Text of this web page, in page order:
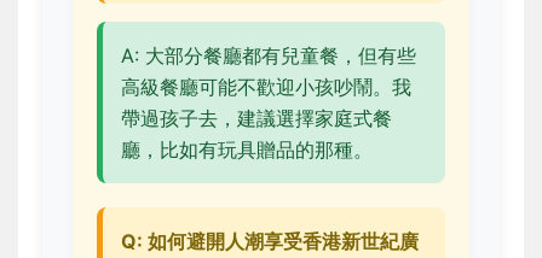
A: 大部分餐廳都有兒童餐，但有些
高級餐廳可能不歡迎小孩吵鬧。我
帶過孩子去，建議選擇家庭式餐
廳，比如有玩具贈品的那種。
Q: 如何避開人潮享受香港新世紀廣